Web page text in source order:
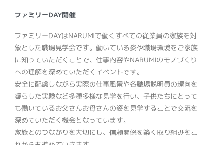
ファミリーDAY開催
ファミリーDAYはNARUMIで働くすべての従業員の家族を対
象とした職場見学会です。働いている姿や職場環境をご家族
に知っていただくことで、仕事内容やNARUMIのモノづくり
への理解を深めていただくイベントです。
安全に配慮しながら実際の仕事風景や各職場説明員の趣向を
凝らした実験など多種多様な見学を行い、子供たちにとって
も働いているお父さんお母さんの姿を見学することで交流を
深めていただく機会となっています。
家族とのつながりを大切にし、信頼関係を築く取り組みをこ